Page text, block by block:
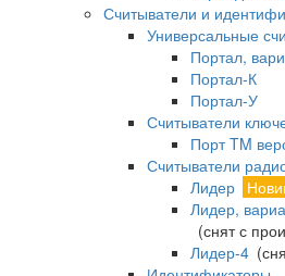
Считыватели и
Универсальные
Портал,
Портал-К
Портал-У
Считыватели
Порт TM
Считыватели
Лидер
Лидер,
(снят с
Лидер-4